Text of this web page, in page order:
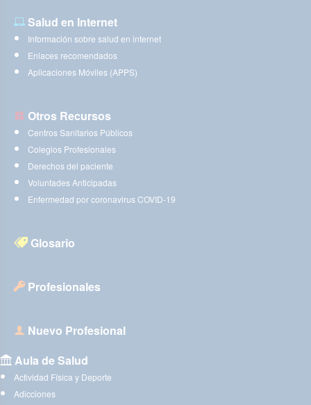
Salud en Internet
Información sobre salud en internet
Enlaces recomendados
Aplicaciones Móviles (APPS)
Otros Recursos
Centros Sanitarios Públicos
Colegios Profesionales
Derechos del paciente
Voluntades Anticipadas
Enfermedad por coronavirus COVID-19
Glosario
Profesionales
Nuevo Profesional
Aula de Salud
Actividad Física y Deporte
Adicciones